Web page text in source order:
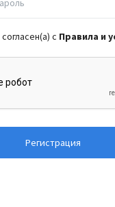
с Правила и
Регистрация